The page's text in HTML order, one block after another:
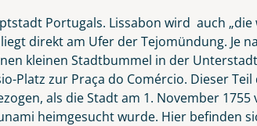
Portugals. Lissabon wird auch „die
direkt am Ufer der Tejomündung. Je
kleinen Stadtbummel in der
Platz zur Praça do Comércio. Dieser
als die Stadt am 1. November 1755
heimgesucht wurde. Hier befinden